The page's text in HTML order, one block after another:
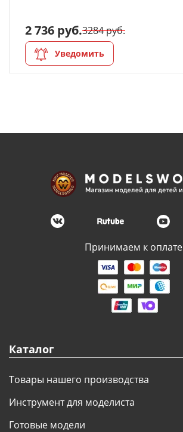
2 736 руб.3284 руб.
Уведомить
Принимаем к оплате
Каталог
Товары нашего производства
Инструмент для моделиста
Готовые модели